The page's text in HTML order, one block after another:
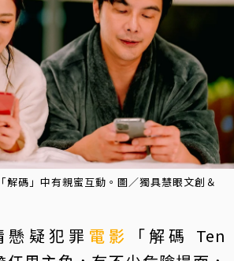
解碼」中有親蜜互動。圖／獨具慧眼文創＆
懸疑犯罪 電影
「解碼 Ten